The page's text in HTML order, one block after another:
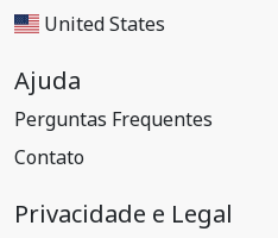
United States
Ajuda
Perguntas Frequentes
Contato
Privacidade e Legal